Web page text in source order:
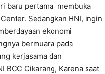
baru pertama membuka
Sedangkan HNI, ingin
ekonomi
bermuara pada
kerjasama dan
BCC Cikarang, Karena saat